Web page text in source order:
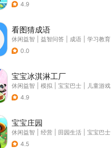
4.9
看图猜成语
休闲益智 益智问答 成语
学习教育
0.0
宝宝冰淇淋工厂
休闲益智 模拟 宝宝巴士
儿童游戏
4.9
宝宝庄园
休闲益智 经营 田园生活
宝宝巴士
4.5